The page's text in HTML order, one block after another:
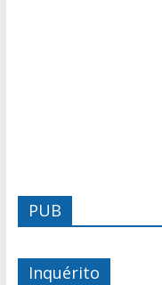
PUB
Inquérito